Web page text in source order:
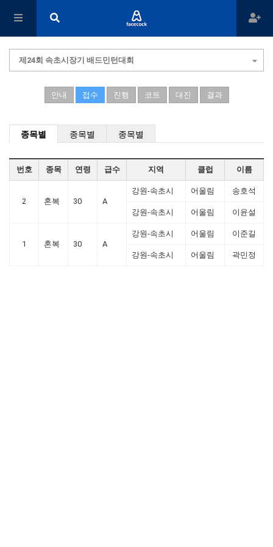
제24회 속초시장기 배드민턴대회
안내 접수 진행 코트 대진 결과
종목별 종목별 종목별
번호 종목 연령 급수 지역 클럽 이름
2 혼복 30 A
강원-속초시 어울림 송호석
강원-속초시 어울림 이윤설
1 혼복 30 A
강원-속초시 어울림 이준길
강원-속초시 어울림 곽민정